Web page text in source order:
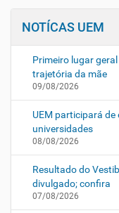
NOTÍCAS UEM
Primeiro lugar
trajetória da mãe
09/08/2026
UEM participará
universidades
08/08/2026
Resultado do
divulgado; confira
07/08/2026